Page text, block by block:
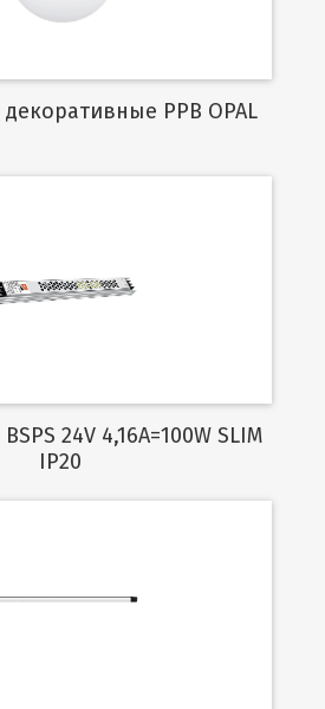
декоративные PPB OPAL
Подробнее
IP20